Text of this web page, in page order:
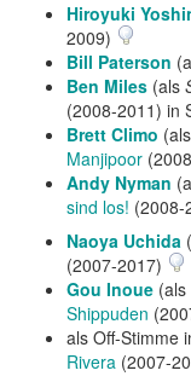
Hiroyuki
2009)
Bill Paterson
Ben Miles (als
(2008-2011) in
Brett Climo (als
Manjipoor
Andy Nyman
sind los! (2008-
Naoya Uchida
(2007-2017)
Gou Inoue (als
Shippuden
als Off-Stimme
Rivera (2007-